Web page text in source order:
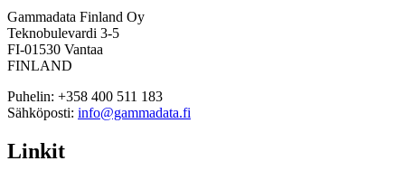
Gammadata Finland Oy
Teknobulevardi 3-5
FI-01530 Vantaa
FINLAND
Puhelin: +358 400 511 183
Sähköposti: info@gammadata.fi
Linkit